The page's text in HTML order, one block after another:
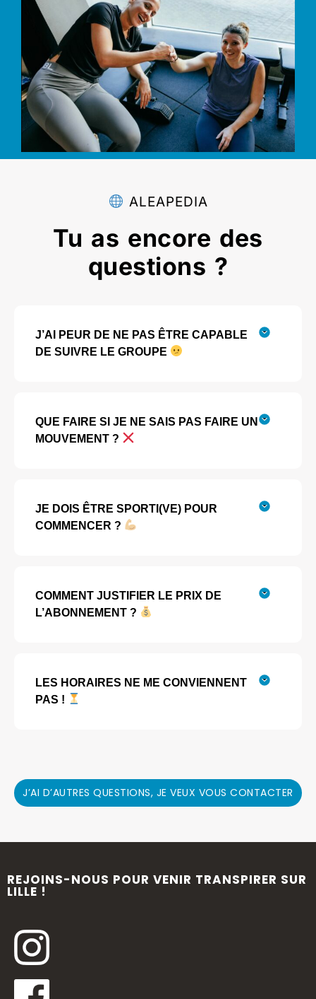
ALEAPEDIA
Tu as encore des
questions ?
J’AI PEUR DE NE PAS ÊTRE CAPABLE
DE SUIVRE LE GROUPE
QUE FAIRE SI JE NE SAIS PAS FAIRE UN
MOUVEMENT ?
JE DOIS ÊTRE SPORTI(VE) POUR
COMMENCER ?
COMMENT JUSTIFIER LE PRIX DE
L’ABONNEMENT ?
LES HORAIRES NE ME CONVIENNENT
PAS !
J’AI D’AUTRES QUESTIONS, JE VEUX VOUS CONTACTER
REJOINS-NOUS POUR VENIR TRANSPIRER SUR
LILLE !